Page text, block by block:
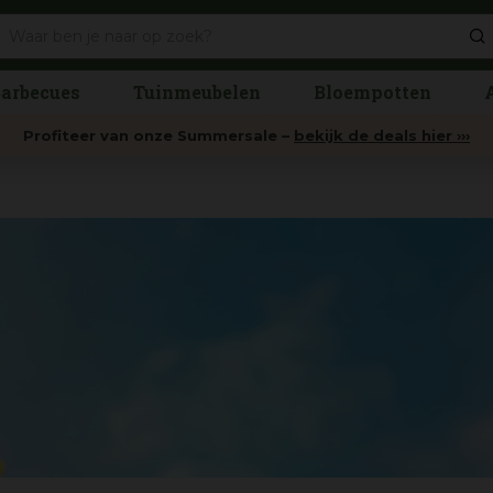
Tuinmeubelen Bloempotten
Profiteer van onze Summersale – bekijk de deals hier ›››